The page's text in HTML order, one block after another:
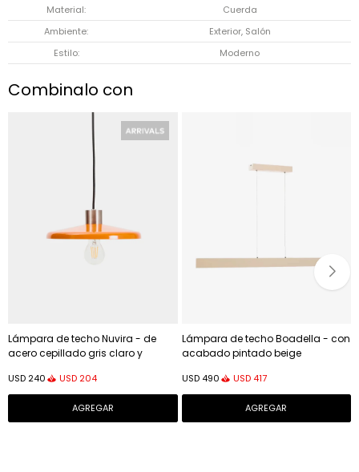
Material
Cuerda
Ambiente
Exterior, Salón
Estilo
Moderno
Combinalo con
Lámpara de techo Nuvira - de
acero cepillado gris claro y
USD 240 USD 204
Lámpara de techo Boadella - con
acabado pintado beige
USD 490 USD 417